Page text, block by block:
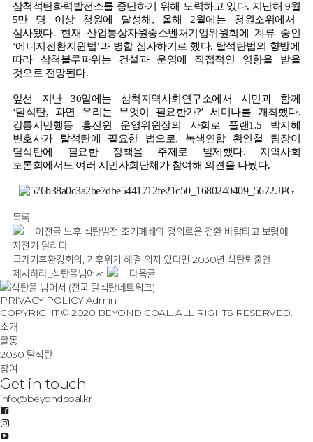
삼척석탄화력발전소를 중단하기 위해 노력하고 있다. 지난해 9월
5만 명 이상 청원에 달성해 , 올해 2월에는 청원소위에서
심사됐다. 현재 산업통상자원중소벤처기업위원회에 계류 중인
‘에너지전환지원법’과 병합 심사하기로 했다. 탈석탄법의 향방에
따라 삼척블루파워는 건설과 운영에 직접적인 영향을 받을
것으로 전망된다.
앞선 지난30일에는 삼척지역사회연구소에서 시민과 함께
‘탈석탄, 과연 우리는 무엇이 필요한가?’세미나를 개최했다.
강릉시민행동 홍진원 운영위원장의 사회로 플랜1.5 박지혜
변호사가 탈석탄에 필요한 법으로, 녹색연합 황인철 팀장이
탈석탄에 필요한 정책을 주제로 발제했다. 지역사회
토론회에서도 여러 시민사회단체가 참여해 의견을 나눴다.
목록
이전글 노후 석탄발전 조기폐쇄와 정의로운 전환 바람타고 보령에
자전거 달리다
국가기후환경회의, 기후위기 해결 의지 있다면 2030년 석탄퇴출안
제시하라_석탄을넘어서
다음글
PRIVACY POLICY Admin
COPYRIGHT © 2020 BEYOND COAL. ALL RIGHTS RESERVED.
소개
활동
2030 탈석탄
참여
Get in touch
info@beyondcoal.kr